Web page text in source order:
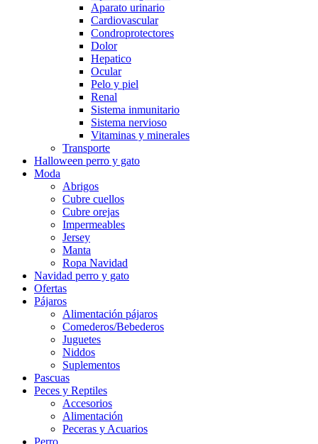
Aparato urinario
Cardiovascular
Condroprotectores
Dolor
Hepatico
Ocular
Pelo y piel
Renal
Sistema inmunitario
Sistema nervioso
Vitaminas y minerales
Transporte
Halloween perro y gato
Moda
Abrigos
Cubre cuellos
Cubre orejas
Impermeables
Jersey
Manta
Ropa Navidad
Navidad perro y gato
Ofertas
Pájaros
Alimentación pájaros
Comederos/Bebederos
Juguetes
Niddos
Suplementos
Pascuas
Peces y Reptiles
Accesorios
Alimentación
Peceras y Acuarios
Perro